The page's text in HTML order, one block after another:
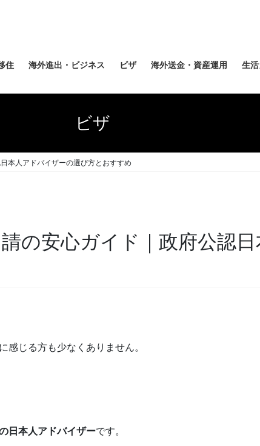
住 海外進出・ビジネス ビザ 海外送金・資産運用 生
ビザ
本人アドバイザーの選び方とおすすめ
の安心ガイド｜政府公認
感じる方も少なくありません。
日本人アドバイザーです。